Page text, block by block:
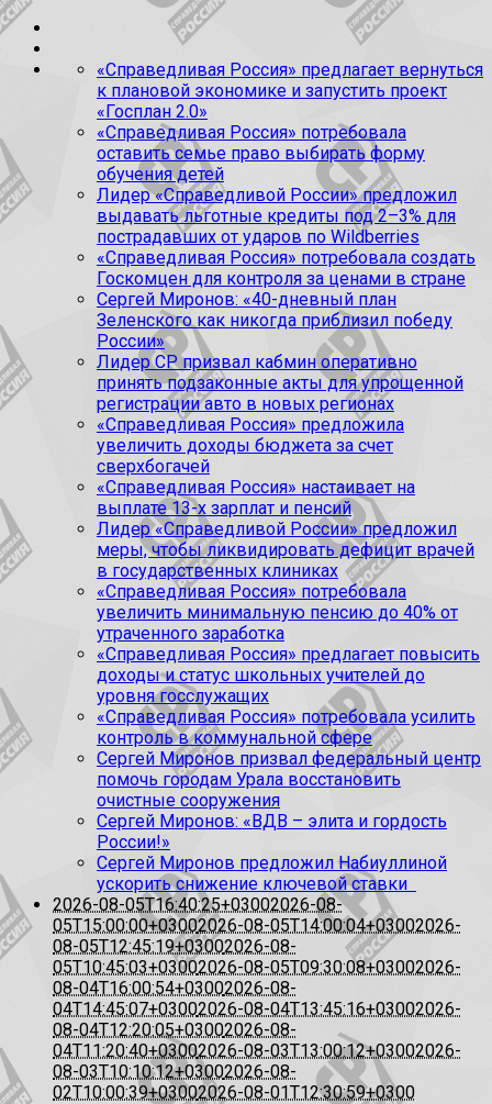
«Справедливая Россия» предлагает вернуться
к плановой экономике и запустить проект
«Госплан 2.0»
«Справедливая Россия» потребовала
оставить семье право выбирать форму
обучения детей
Лидер «Справедливой России» предложил
выдавать льготные кредиты под 2–3% для
пострадавших от ударов по Wildberries
«Справедливая Россия» потребовала создать
Госкомцен для контроля за ценами в стране
Сергей Миронов: «40-дневный план
Зеленского как никогда приблизил победу
России»
Лидер СР призвал кабмин оперативно
принять подзаконные акты для упрощенной
регистрации авто в новых регионах
«Справедливая Россия» предложила
увеличить доходы бюджета за счет
сверхбогачей
«Справедливая Россия» настаивает на
выплате 13-х зарплат и пенсий
Лидер «Справедливой России» предложил
меры, чтобы ликвидировать дефицит врачей
в государственных клиниках
«Справедливая Россия» потребовала
увеличить минимальную пенсию до 40% от
утраченного заработка
«Справедливая Россия» предлагает повысить
доходы и статус школьных учителей до
уровня госслужащих
«Справедливая Россия» потребовала усилить
контроль в коммунальной сфере
Сергей Миронов призвал федеральный центр
помочь городам Урала восстановить
очистные сооружения
Сергей Миронов: «ВДВ – элита и гордость
России!»
Сергей Миронов предложил Набиуллиной
ускорить снижение ключевой ставки
2026-08-05T16:40:25+03002026-08-
05T15:00:00+03002026-08-05T14:00:04+03002026-
08-05T12:45:19+03002026-08-
05T10:45:03+03002026-08-05T09:30:08+03002026-
08-04T16:00:54+03002026-08-
04T14:45:07+03002026-08-04T13:45:16+03002026-
08-04T12:20:05+03002026-08-
04T11:20:40+03002026-08-03T13:00:12+03002026-
08-03T10:10:12+03002026-08-
02T10:00:39+03002026-08-01T12:30:59+0300